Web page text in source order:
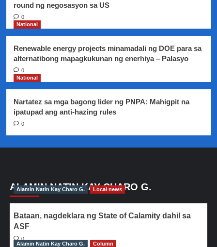
round ng negosasyon sa US
0
National
Renewable energy projects minamadali ng DOE para sa
alternatibong mapagkukunan ng enerhiya – Palasyo
0
National
Nartatez sa mga bagong lider ng PNPA: Mahigpit na
ipatupad ang anti-hazing rules
0
ALAMIN NATIN KAY CHARO G.
Alamin Natin Kay Charo G. Local news
Bataan, nagdeklara ng State of Calamity dahil sa
ASF
0
Alamin Natin Kay Charo G.
Column